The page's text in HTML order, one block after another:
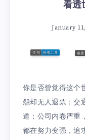
看透
January
你是否曾觉得这个
怨却无人退票；交
道；公司内卷严重
都在努力变强，追